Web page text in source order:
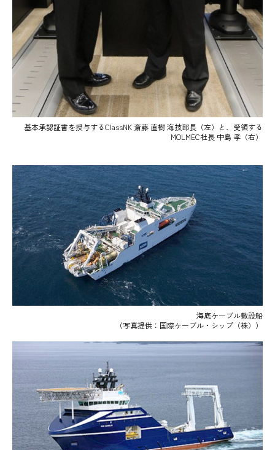
基本承認証書を授与するClassNK 斎藤 直樹 海技部長（左）と、受領する
MOLMEC社長 中島 孝（右）
海底ケーブル敷設船
（写真提供：国際ケーブル・シップ（株））